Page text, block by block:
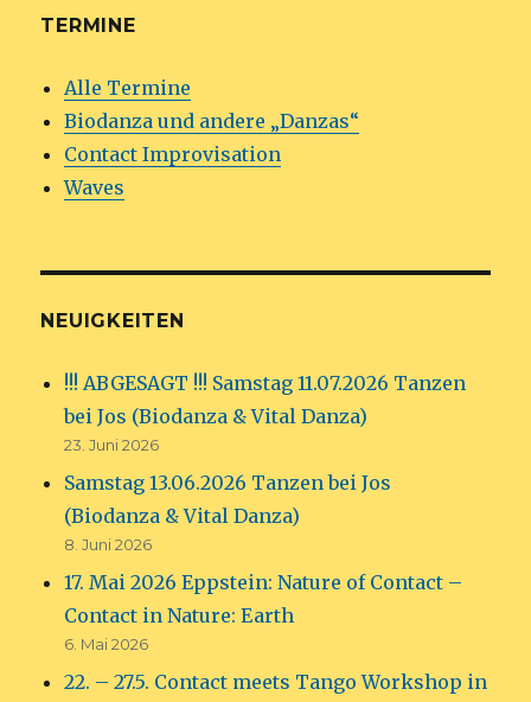
TERMINE
Alle Termine
Biodanza und andere „Danzas“
Contact Improvisation
Waves
NEUIGKEITEN
!!! ABGESAGT !!! Samstag 11.07.2026 Tanzen
bei Jos (Biodanza & Vital Danza)
23. Juni 2026
Samstag 13.06.2026 Tanzen bei Jos
(Biodanza & Vital Danza)
8. Juni 2026
17. Mai 2026 Eppstein: Nature of Contact –
Contact in Nature: Earth
6. Mai 2026
22. – 27.5. Contact meets Tango Workshop in